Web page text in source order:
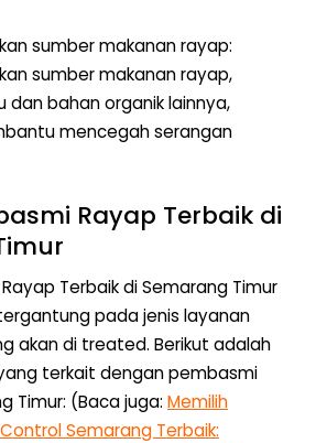
sumber makanan rayap:
sumber makanan rayap,
dan bahan organik lainnya,
mencegah serangan
Rayap Terbaik di
Terbaik di Semarang Timur
pada jenis layanan
akan di treated. Berikut adalah
terkait dengan pembasmi
Timur: (Baca juga: Memilih
Semarang Terbaik: